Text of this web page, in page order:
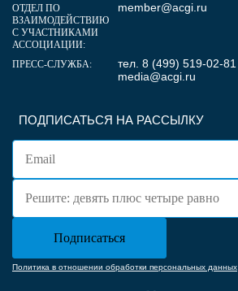
ПОДПИСАТЬСЯ НА РАССЫЛКУ
Политика в отношении обработки персональных данных
ОТДЕЛ ПО
ВЗАИМОДЕЙСТВИЮ
С УЧАСТНИКАМИ
АССОЦИАЦИИ:
member@acgi.ru
ПРЕСС-СЛУЖБА:
тел. 8 (499) 519-02-81
media@acgi.ru